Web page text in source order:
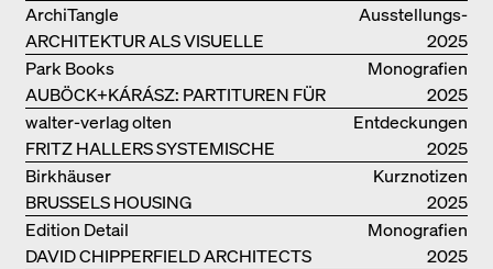
DIE KUNST DES PFROPFENS
Ausstellungs­
kataloge
ARCHITEKTUR ALS VISUELLE
INVESTIGATION
ArchiTangle
2025
Monografien
AUBÖCK+KÁRÁSZ: PARTITUREN FÜR
OFFENE RÄUME
Park Books
2025
Entdeckungen
FRITZ HALLERS SYSTEMISCHE
STADTUTOPIE
walter-verlag olten
2025
Kurznotizen
BRUSSELS HOUSING
Birkhäuser
2025
Monografien
DAVID CHIPPERFIELD ARCHITECTS
Edition Detail
2025